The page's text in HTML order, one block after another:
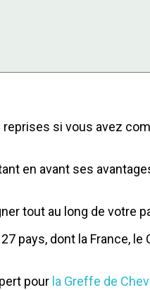
si vous avez
en avant ses
tout au long de votre
pays, dont la France, le
pour la Greffe de